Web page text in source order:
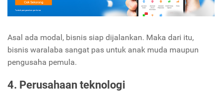
Asal ada modal, bisnis siap dijalankan. Maka dari itu,
bisnis waralaba sangat pas untuk anak muda maupun
pengusaha pemula.
4. Perusahaan teknologi